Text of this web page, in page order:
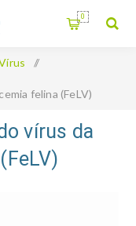
0
/
felina (FeLV)
vírus da